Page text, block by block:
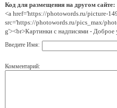
Код для размещения на другом сайте:
<a href='https://photowords.ru/picture-
src='https://photowords.ru/pics_max/
g'><br>Картинки с надписями - Доброе
Введите Имя:
Комментарий: